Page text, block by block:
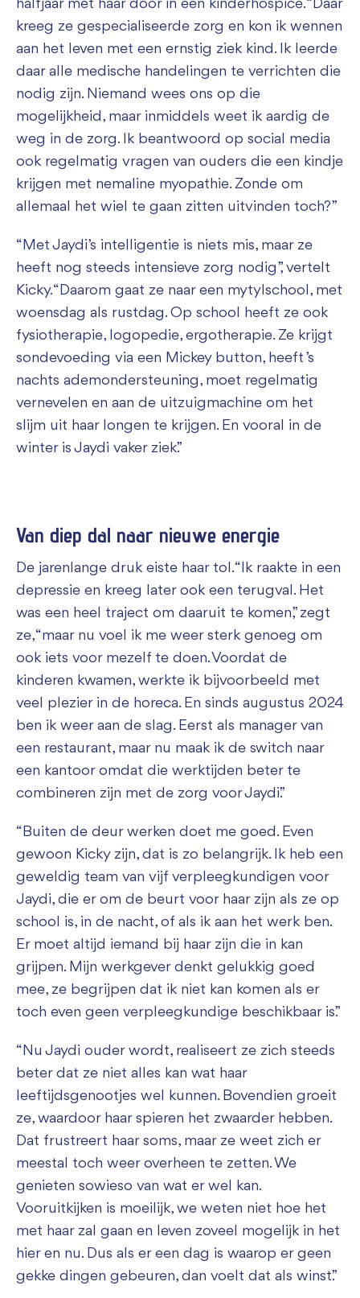
halfjaar met haar door in een kinderhospice. “Daar
kreeg ze gespecialiseerde zorg en kon ik wennen
aan het leven met een ernstig ziek kind. Ik leerde
daar alle medische handelingen te verrichten die
nodig zijn. Niemand wees ons op die
mogelijkheid, maar inmiddels weet ik aardig de
weg in de zorg. Ik beantwoord op social media
ook regelmatig vragen van ouders die een kindje
krijgen met nemaline myopathie. Zonde om
allemaal het wiel te gaan zitten uitvinden toch?”
“Met Jaydi’s intelligentie is niets mis, maar ze
heeft nog steeds intensieve zorg nodig”, vertelt
Kicky. “Daarom gaat ze naar een mytylschool, met
woensdag als rustdag. Op school heeft ze ook
fysiotherapie, logopedie, ergotherapie. Ze krijgt
sondevoeding via een Mickey button, heeft ’s
nachts ademondersteuning, moet regelmatig
vernevelen en aan de uitzuigmachine om het
slijm uit haar longen te krijgen. En vooral in de
winter is Jaydi vaker ziek.”
Van diep dal naar nieuwe energie
De jarenlange druk eiste haar tol. “Ik raakte in een
depressie en kreeg later ook een terugval. Het
was een heel traject om daaruit te komen,” zegt
ze, “maar nu voel ik me weer sterk genoeg om
ook iets voor mezelf te doen. Voordat de
kinderen kwamen, werkte ik bijvoorbeeld met
veel plezier in de horeca. En sinds augustus 2024
ben ik weer aan de slag. Eerst als manager van
een restaurant, maar nu maak ik de switch naar
een kantoor omdat die werktijden beter te
combineren zijn met de zorg voor Jaydi.”
“Buiten de deur werken doet me goed. Even
gewoon Kicky zijn, dat is zo belangrijk. Ik heb een
geweldig team van vijf verpleegkundigen voor
Jaydi, die er om de beurt voor haar zijn als ze op
school is, in de nacht, of als ik aan het werk ben.
Er moet altijd iemand bij haar zijn die in kan
grijpen. Mijn werkgever denkt gelukkig goed
mee, ze begrijpen dat ik niet kan komen als er
toch even geen verpleegkundige beschikbaar is.”
“Nu Jaydi ouder wordt, realiseert ze zich steeds
beter dat ze niet alles kan wat haar
leeftijdsgenootjes wel kunnen. Bovendien groeit
ze, waardoor haar spieren het zwaarder hebben.
Dat frustreert haar soms, maar ze weet zich er
meestal toch weer overheen te zetten. We
genieten sowieso van wat er wel kan.
Vooruitkijken is moeilijk, we weten niet hoe het
met haar zal gaan en leven zoveel mogelijk in het
hier en nu. Dus als er een dag is waarop er geen
gekke dingen gebeuren, dan voelt dat als winst.”